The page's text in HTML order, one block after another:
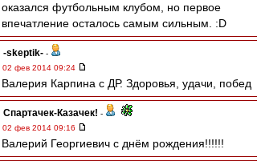
оказался футбольным клубом, но первое
впечатление осталось самым сильным. :D
-skeptik- -
02 фев 2014 09:24
Валерия Карпина с ДР. Здоровья, удачи, побед
Спартачек-Казачек! -
02 фев 2014 09:16
Валерий Георгиевич с днём рождения!!!!!!